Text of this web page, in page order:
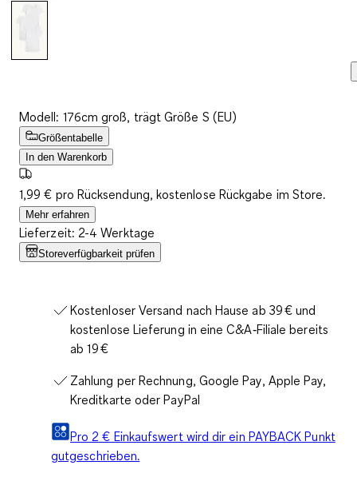
Modell: 176cm groß, trägt Größe S (EU)
Größentabelle
In den Warenkorb
1,99 € pro Rücksendung, kostenlose Rückgabe im Store.
Mehr erfahren
Lieferzeit: 2-4 Werktage
Storeverfügbarkeit prüfen
Kostenloser Versand nach Hause ab 39 € und
kostenlose Lieferung in eine C&A‑Filiale bereits
ab 19 €
Zahlung per Rechnung, Google Pay, Apple Pay,
Kreditkarte oder PayPal
Pro 2 € Einkaufswert wird dir ein PAYBACK Punkt
gutgeschrieben.